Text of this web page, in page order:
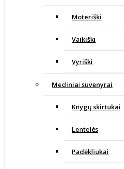
Moteriški
Vaikiški
Vyriški
Mediniai suvenyrai
Knygų skirtukai
Lentelės
Padėkliukai